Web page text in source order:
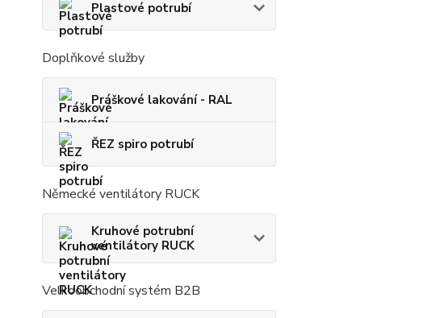
Plastové potrubí
Doplňkové služby
Práškové lakování - RAL
ŘEZ spiro potrubí
Německé ventilátory RUCK
Kruhové potrubní
ventilátory RUCK
Velkoobchodní systém B2B